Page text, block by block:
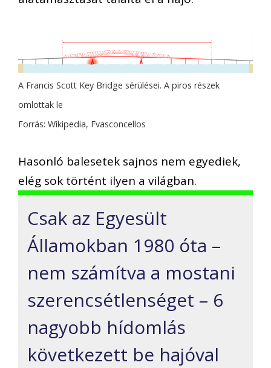
A Francis Scott Key Bridge sérülései. A piros részek
omlottak le
Forrás: Wikipedia, Fvasconcellos
Hasonló balesetek sajnos nem egyediek,
elég sok történt ilyen a világban.
Csak az Egyesült
Államokban 1980 óta –
nem számítva a mostani
szerencsétlenséget – 6
nagyobb hídomlás
következett be hajóval